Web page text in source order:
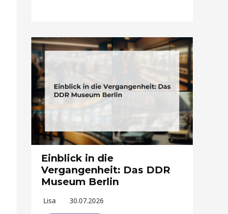
Einblick in die
Vergangenheit: Das DDR
Museum Berlin
Lisa 30.07.2026